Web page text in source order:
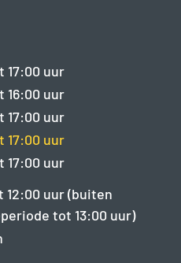
17:00 uur
16:00 uur
17:00 uur
17:00 uur
17:00 uur
12:00 uur (buiten
tot 13:00 uur)